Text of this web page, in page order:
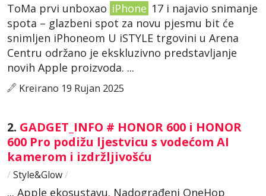
ToMa prvi unboxao iPhone 17 i najavio snimanje
spota – glazbeni spot za novu pjesmu bit će
snimljen iPhoneom U iSTYLE trgovini u Arena
Centru održano je ekskluzivno predstavljanje
novih Apple proizvoda. ...
Kreirano 19 Rujan 2025
2. GADGET_INFO # HONOR 600 i HONOR
600 Pro podižu ljestvicu s vodećom AI
kamerom i izdržljivošću
/ Style&Glow/
... Apple ekosustavu. Nadograđeni OneHop